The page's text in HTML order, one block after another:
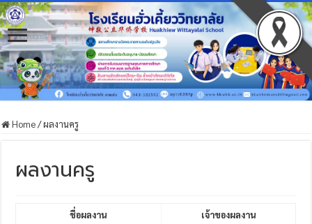
Home/ผลงานครู
ผลงานครู
ชื่อผลงาน
เจ้าของผลงาน